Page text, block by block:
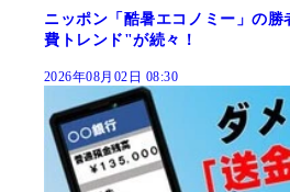
ニッポン「酷暑エコノミー」の
費トレンド"が続々！
2026年08月02日 08:30